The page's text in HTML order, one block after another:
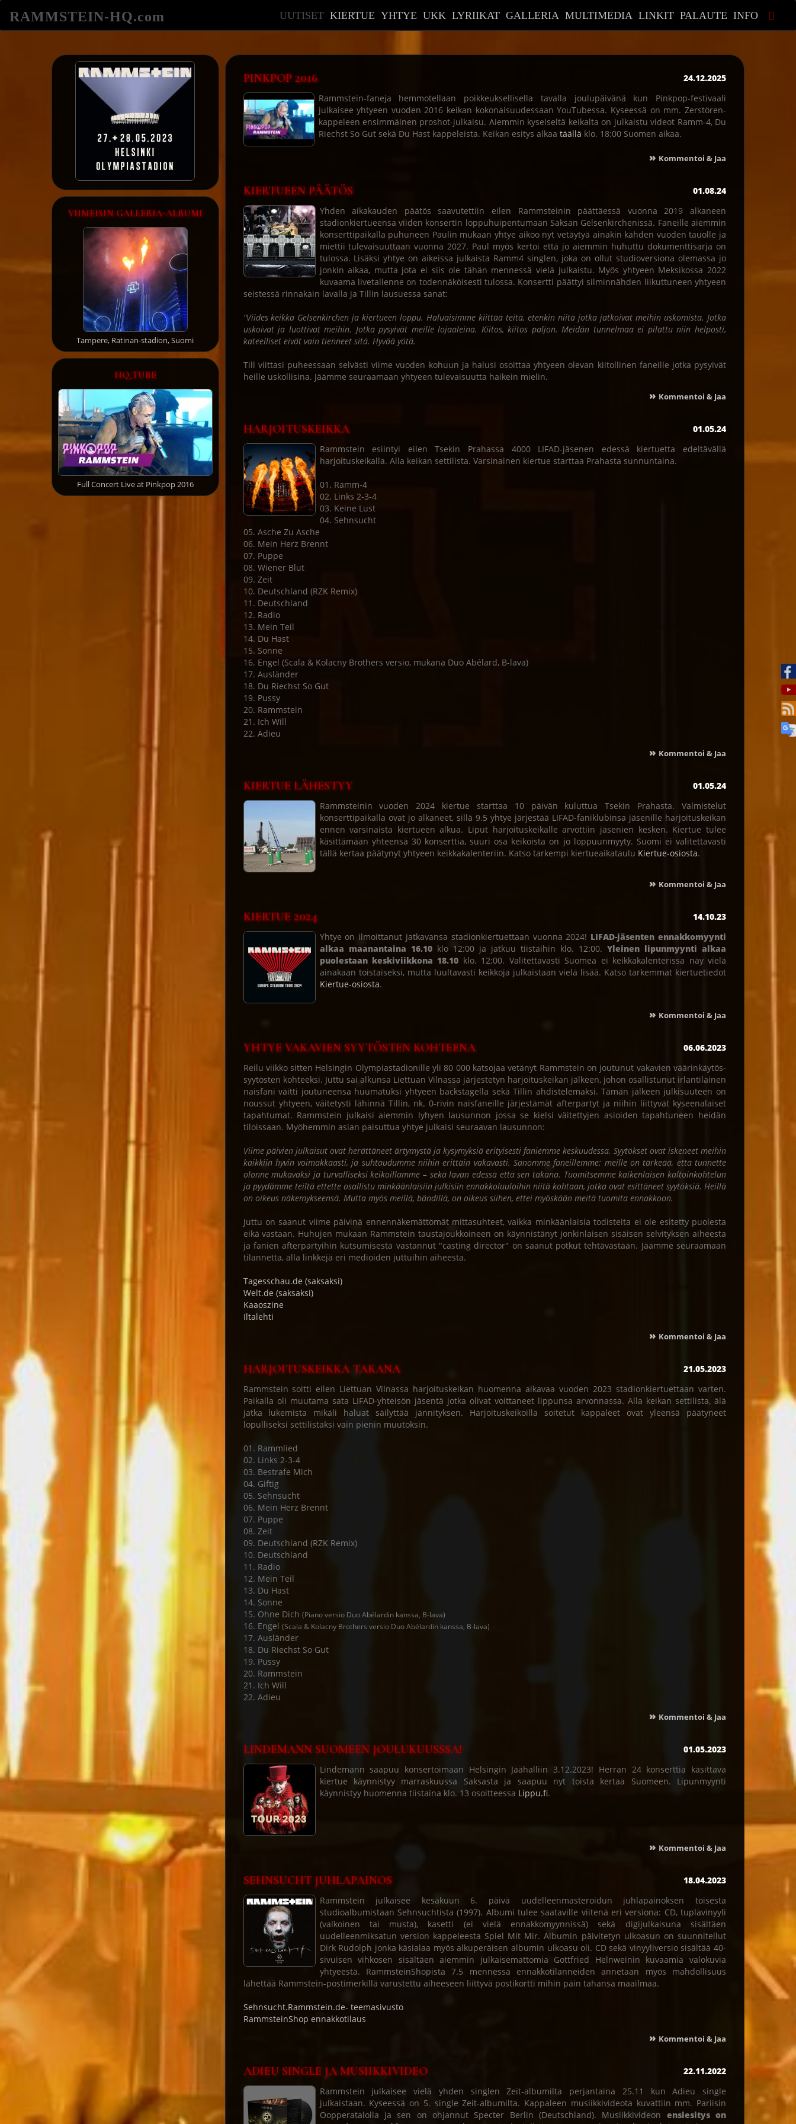
RAMMSTEIN-HQ.com UUTISET KIERTUE YHTYE UKK LYRIIKAT GALLERIA MULTIMEDIA LINKIT PALAUTE INFO
PINKPOP 2016
24.12.2025
Rammstein-faneja hemmotellaan poikkeuksellisella tavalla joulupäivänä kun Pinkpop-festivaali
julkaisee yhtyeen vuoden 2016 keikan kokonaisuudessaan YouTubessa. Kyseessä on mm. Zerstören-
kappeleen ensimmäinen proshot-julkaisu. Aiemmin kyseiseltä keikalta on julkaistu videot Ramm-4, Du
Riechst So Gut sekä Du Hast kappeleista. Keikan esitys alkaa täällä klo. 18:00 Suomen aikaa.
» Kommentoi & Jaa
KIERTUEEN PÄÄTÖS
01.08.24
Yhden aikakauden päätös saavutettiin eilen Rammsteinin päättäessä vuonna 2019 alkaneen
stadionkiertueensa viiden konsertin loppuhuipentumaan Saksan Gelsenkirchenissä. Faneille aiemmin
konserttipaikalla puhuneen Paulin mukaan yhtye aikoo nyt vetäytyä ainakin kahden vuoden tauolle ja
miettii tulevaisuuttaan vuonna 2027. Paul myös kertoi että jo aiemmin huhuttu dokumenttisarja on
tulossa. Lisäksi yhtye on aikeissa julkaista Ramm4 singlen, joka on ollut studioversiona olemassa jo
jonkin aikaa, mutta jota ei siis ole tähän mennessä vielä julkaistu. Myös yhtyeen Meksikossa 2022
kuvaama livetallenne on todennäköisesti tulossa. Konsertti päättyi silminnähden liikuttuneen yhtyeen
seistessä rinnakain lavalla ja Tillin lausuessa sanat:
"Viides keikka Gelsenkirchen ja kiertueen loppu. Haluaisimme kiittää teitä, etenkin niitä jotka jatkoivat meihin uskomista. Jotka
uskoivat ja luottivat meihin. Jotka pysyivät meille lojaaleina. Kiitos, kiitos paljon. Meidän tunnelmaa ei pilattu niin helposti,
kateelliset eivät vain tienneet sitä. Hyvää yötä.
Till viittasi puheessaan selvästi viime vuoden kohuun ja halusi osoittaa yhtyeen olevan kiitollinen faneille jotka pysyivät
heille uskollisina. Jäämme seuraamaan yhtyeen tulevaisuutta haikein mielin.
» Kommentoi & Jaa
HARJOITUSKEIKKA
01.05.24
Rammstein esiintyi eilen Tsekin Prahassa 4000 LIFAD-jäsenen edessä kiertuetta edeltävällä
harjoituskeikalla. Alla keikan settilista. Varsinainen kiertue starttaa Prahasta sunnuntaina.
01. Ramm-4
02. Links 2-3-4
03. Keine Lust
04. Sehnsucht
05. Asche Zu Asche
06. Mein Herz Brennt
07. Puppe
08. Wiener Blut
09. Zeit
10. Deutschland (RZK Remix)
11. Deutschland
12. Radio
13. Mein Teil
14. Du Hast
15. Sonne
16. Engel (Scala & Kolacny Brothers versio, mukana Duo Abélard, B-lava)
17. Ausländer
18. Du Riechst So Gut
19. Pussy
20. Rammstein
21. Ich Will
22. Adieu
» Kommentoi & Jaa
KIERTUE LÄHESTYY
01.05.24
Rammsteinin vuoden 2024 kiertue starttaa 10 päivän kuluttua Tsekin Prahasta. Valmistelut
konserttipaikalla ovat jo alkaneet, sillä 9.5 yhtye järjestää LIFAD-faniklubinsa jäsenille harjoituskeikan
ennen varsinaista kiertueen alkua. Liput harjoituskeikalle arvottiin jäsenien kesken. Kiertue tulee
käsittämään yhteensä 30 konserttia, suuri osa keikoista on jo loppuunmyyty. Suomi ei valitettavasti
tällä kertaa päätynyt yhtyeen keikkakalenteriin. Katso tarkempi kiertueaikataulu Kiertue-osiosta.
» Kommentoi & Jaa
KIERTUE 2024
14.10.23
Yhtye on ilmoittanut jatkavansa stadionkiertuettaan vuonna 2024! LIFAD-jäsenten ennakkomyynti
alkaa maanantaina 16.10klo 12:00 ja jatkuu tiistaihin klo. 12:00. Yleinen lipunmyynti alkaa
puolestaan keskiviikkona 18.10 klo. 12:00. Valitettavasti Suomea ei keikkakalenterissa näy vielä
ainakaan toistaiseksi, mutta luultavasti keikkoja julkaistaan vielä lisää. Katso tarkemmat kiertuetiedot
Kiertue-osiosta.
» Kommentoi & Jaa
YHTYE VAKAVIEN SYYTÖSTEN KOHTEENA
06.06.2023
Reilu viikko sitten Helsingin Olympiastadionille yli 80 000 katsojaa vetänyt Rammstein on joutunut vakavien väärinkäytös-
syytösten kohteeksi. Juttu sai alkunsa Liettuan Vilnassa järjestetyn harjoituskeikan jälkeen, johon osallistunut irlantilainen
naisfani väitti joutuneensa huumatuksi yhtyeen backstagella sekä Tillin ahdistelemaksi. Tämän jälkeen julkisuuteen on
noussut yhtyeen, väitetysti lähinnä Tillin, nk. 0-rivin naisfaneille järjestämät afterpartyt ja niihin liittyvät kyseenalaiset
tapahtumat. Rammstein julkaisi aiemmin lyhyen lausunnon jossa se kielsi väitettyjen asioiden tapahtuneen heidän
tiloissaan. Myöhemmin asian paisuttua yhtye julkaisi seuraavan lausunnon:
Viime päivien julkaisut ovat herättäneet ärtymystä ja kysymyksiä erityisesti faniemme keskuudessa. Syytökset ovat iskeneet meihin
kaikkiin hyvin voimakkaasti, ja suhtaudumme niihin erittäin vakavasti. Sanomme faneillemme: meille on tärkeää, että tunnette
olonne mukavaksi ja turvalliseksi keikoillamme – sekä lavan edessä että sen takana. Tuomitsemme kaikenlaisen kaltoinkohtelun
ja pyydämme teiltä ettette osallistu minkäänlaisiin julkisiin ennakkoluuloihin niitä kohtaan, jotka ovat esittäneet syytöksiä. Heillä
on oikeus näkemykseensä. Mutta myös meillä, bändillä, on oikeus siihen, ettei myöskään meitä tuomita ennakkoon.
Juttu on saanut viime päivinä ennennäkemättömät mittasuhteet, vaikka minkäänlaisia todisteita ei ole esitetty puolesta
eikä vastaan. Huhujen mukaan Rammstein taustajoukkoineen on käynnistänyt jonkinlaisen sisäisen selvityksen aiheesta
ja fanien afterpartyihin kutsumisesta vastannut "casting director" on saanut potkut tehtävästään. Jäämme seuraamaan
tilannetta, alla linkkejä eri medioiden juttuihin aiheesta.
Tagesschau.de (saksaksi)
Welt.de (saksaksi)
Kaaoszine
Iltalehti
» Kommentoi & Jaa
HARJOITUSKEIKKA TAKANA
21.05.2023
Rammstein soitti eilen Liettuan Vilnassa harjoituskeikan huomenna alkavaa vuoden 2023 stadionkiertuettaan varten.
Paikalla oli muutama sata LIFAD-yhteisön jäsentä jotka olivat voittaneet lippunsa arvonnassa. Alla keikan settilista, älä
jatka lukemista mikäli haluat säilyttää jännityksen. Harjoituskeikoilla soitetut kappaleet ovat yleensä päätyneet
lopulliseksi settilistaksi vain pienin muutoksin.
01. Rammlied
02. Links 2-3-4
03. Bestrafe Mich
04. Giftig
05. Sehnsucht
06. Mein Herz Brennt
07. Puppe
08. Zeit
09. Deutschland (RZK Remix)
10. Deutschland
11. Radio
12. Mein Teil
13. Du Hast
14. Sonne
15. Ohne Dich (Piano versio Duo Abélardin kanssa, B-lava)
16. Engel (Scala & Kolacny Brothers versio Duo Abélardin kanssa, B-lava)
17. Ausländer
18. Du Riechst So Gut
19. Pussy
20. Rammstein
21. Ich Will
22. Adieu
» Kommentoi & Jaa
LINDEMANN SUOMEEN JOULUKUUSSSA!
01.05.2023
Lindemann saapuu konsertoimaan Helsingin Jäähalliin 3.12.2023! Herran 24 konserttia käsittävä
kiertue käynnistyy marraskuussa Saksasta ja saapuu nyt toista kertaa Suomeen. Lipunmyynti
käynnistyy huomenna tiistaina klo. 13 osoitteessa Lippu.fi.
» Kommentoi & Jaa
SEHNSUCHT JUHLAPAINOS
18.04.2023
Rammstein julkaisee kesäkuun 6. päivä uudelleenmasteroidun juhlapainoksen toisesta
studioalbumistaan Sehnsuchtista (1997). Albumi tulee saataville viitenä eri versiona: CD, tuplavinyyli
(valkoinen tai musta), kasetti (ei vielä ennakkomyynnissä) sekä digijulkaisuna sisältäen
uudelleenmiksatun version kappeleesta Spiel Mit Mir. Albumin päivitetyn ulkoasun on suunnitellut
Dirk Rudolph jonka käsialaa myös alkuperäisen albumin ulkoasu oli. CD sekä vinyyliversio sisältää 40-
sivuisen vihkosen sisältäen aiemmin julkaisemattomia Gottfried Helnweinin kuvaamia valokuvia
yhtyeestä. RammsteinShopista 7.5 mennessä ennakkotilanneiden annetaan myös mahdollisuus
lähettää Rammstein-postimerkillä varustettu aiheeseen liittyvä postikortti mihin päin tahansa maailmaa.
Sehnsucht.Rammstein.de- teemasivusto
RammsteinShop ennakkotilaus
» Kommentoi & Jaa
ADIEU SINGLE JA MUSIIKKIVIDEO
22.11.2022
Rammstein julkaisee vielä yhden singlen Zeit-albumilta perjantaina 25.11 kun Adieu single
julkaistaan. Kyseessä on 5. single Zeit-albumilta. Kappaleen musiikkivideota kuvattiin mm. Pariisin
Oopperatalolla ja sen on ohjannut Specter Berlin (Deutschland). Musiikkivideon ensiesitys on
VIIMEISIN GALLERIA-ALBUMI
Tampere, Ratinan-stadion, Suomi
HQ_TUBE
Full Concert Live at Pinkpop 2016